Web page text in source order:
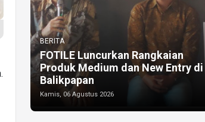
BERITA
FOTILE Luncurkan Rangkaian
Produk Medium dan New Entry di
Balikpapan
Kamis, 06 Agustus 2026